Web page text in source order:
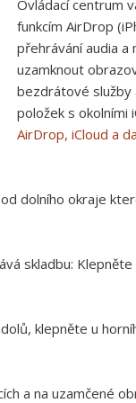
Ovládací centrum
funkcím AirDrop
přehrávání audia a
uzamknout
bezdrátové služby
položek s okolními
AirDrop, iCloud a
dolního okraje
skladbu: Klepněte
klepněte u
a na uzamčené